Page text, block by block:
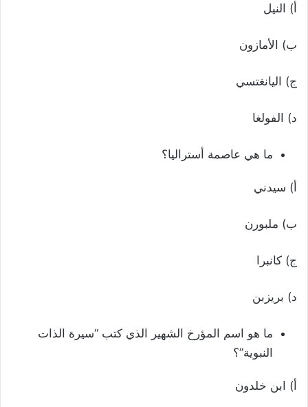
أ) النيل
ب) الأمازون
ج) اليانغتسي
د) الفولغا
ما هي عاصمة أستراليا؟
أ) سيدني
ب) ملبورن
ج) كانبرا
د) بريزبن
ما هو اسم المؤرخ الشهير الذي كتب “سيرة الذات
النبوية”؟
أ) ابن خلدون